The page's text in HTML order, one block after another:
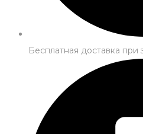
Бесплатная доставка при